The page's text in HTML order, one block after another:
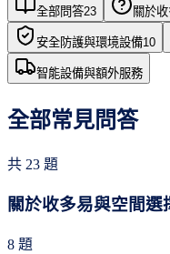
全部問答23 關於
安全防護與環境設備10
智能設備與額外服務
全部常見問答
共 23 題
關於收多易與空間選
8 題